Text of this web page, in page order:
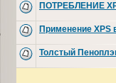
ПОТРЕБЛЕНИЕ
Применение XPS
Толстый